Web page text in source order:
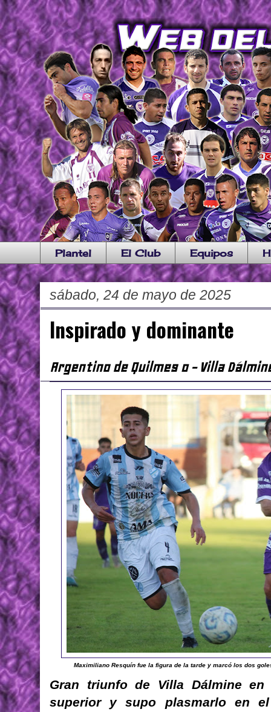
Plantel El Club Equipos
sábado, 24 de mayo de 2025
Inspirado y dominante
Argentino de Quilmes 0 - Villa
Maximiliano Resquín fue la figura de la tarde y marcó los dos
Gran triunfo de Villa Dálmine
superior y supo plasmarlo en